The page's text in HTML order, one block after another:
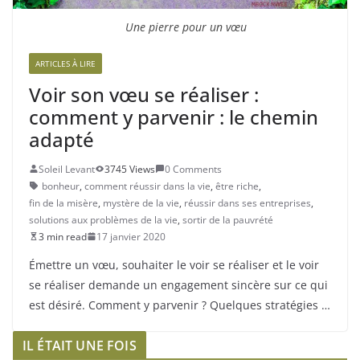
Une pierre pour un vœu
ARTICLES À LIRE
Voir son vœu se réaliser :
comment y parvenir : le chemin
adapté
Soleil Levant 3745 Views
0 Comments
bonheur, comment réussir dans la vie, être riche,
fin de la misère, mystère de la vie, réussir dans ses entreprises,
solutions aux problèmes de la vie, sortir de la pauvrété
3 min read
17 janvier 2020
Émettre un vœu, souhaiter le voir se réaliser et le voir
se réaliser demande un engagement sincère sur ce qui
est désiré. Comment y parvenir ? Quelques stratégies …
IL ÉTAIT UNE FOIS